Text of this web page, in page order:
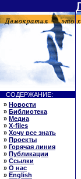
СОДЕРЖАНИЕ:
» Новости
» Библиотека
» Медиа
» X-files
» Хочу все знать
» Проекты
» Горячая линия
» Публикации
» Ссылки
» О нас
» English